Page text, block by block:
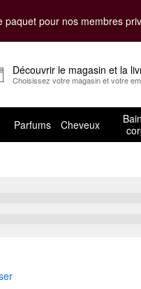
paquet pour nos membres
Découvrir le magasin et la
Choisissez votre magasin et votre
Parfums Cheveux